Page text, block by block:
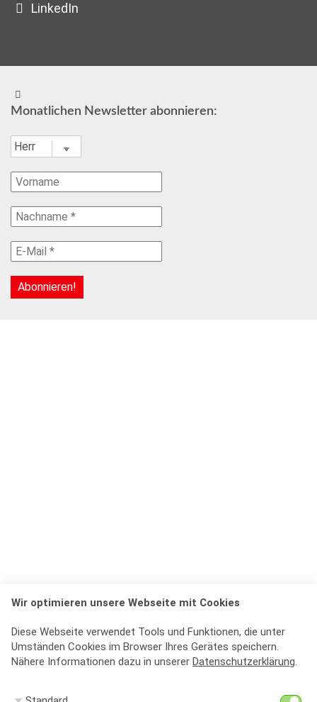
LinkedIn
Monatlichen Newsletter abonnieren:
Wir optimieren unsere Webseite mit Cookies
Diese Webseite verwendet Tools und Funktionen, die unter
Umständen Cookies im Browser Ihres Gerätes speichern.
Nähere Informationen dazu in unserer Datenschutzerklärung.